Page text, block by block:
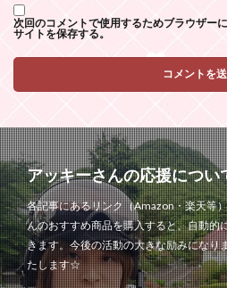
次回のコメントで使用するためブラウザー
サイトを保存する。
アッキーさんの応援につ
各記事にあるリンク（Amazon・楽天等
んのおすすめ商品を購入すると、自動的
きます。今後の活動の大きな励みになり
たします☆